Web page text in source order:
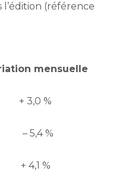
(référence
mensuelle
+ 3,0 %
– 5,4 %
+ 4,1 %